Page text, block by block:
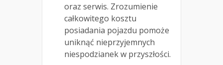
oraz serwis. Zrozumienie
całkowitego kosztu
posiadania pojazdu pomoże
uniknąć nieprzyjemnych
niespodzianek w przyszłości.